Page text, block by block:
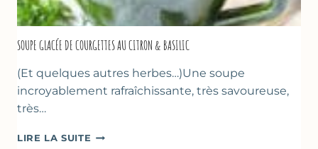
SOUPE GLACÉE DE COURGETTES AU CITRON & BASILIC
(Et quelques autres herbes…)Une soupe
incroyablement rafraîchissante, très savoureuse,
très…
LIRE LA SUITE SOUPE